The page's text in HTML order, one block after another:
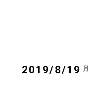
2019/8/19 月